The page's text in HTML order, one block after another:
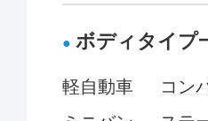
ボディタイプ
軽自動車
コン